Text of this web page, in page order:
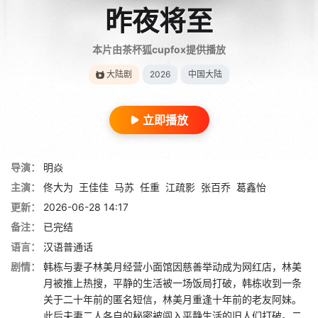
昨夜将至
本片由茶杯狐cupfox提供播放
大陆剧 2026 中国大陆
立即播放
导演：
明焱
主演：
佟大为 王佳佳 马苏 任重 江疏影 张百乔 葛鑫怡
更新：
2026-06-28 14:17
备注：
已完结
语言：
汉语普通话
剧情：
韩栋与妻子林美月经营小面馆因慈善举动成为网红店，林美
月被推上热搜，平静的生活被一场饭局打破，韩栋收到一条
关于二十年前的匿名短信，林美月重逢十年前的老友阿妹。
此后夫妻二人各自的秘密被闯入平静生活的旧人们打破。二